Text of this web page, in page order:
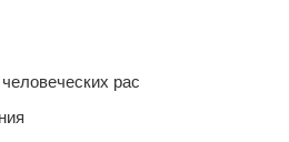
рас